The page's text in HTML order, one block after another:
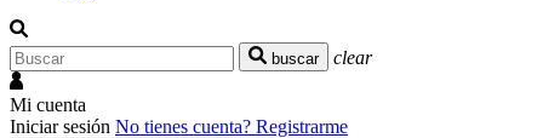
buscar clear
Mi cuenta
Iniciar sesión No tienes cuenta? Registrarme